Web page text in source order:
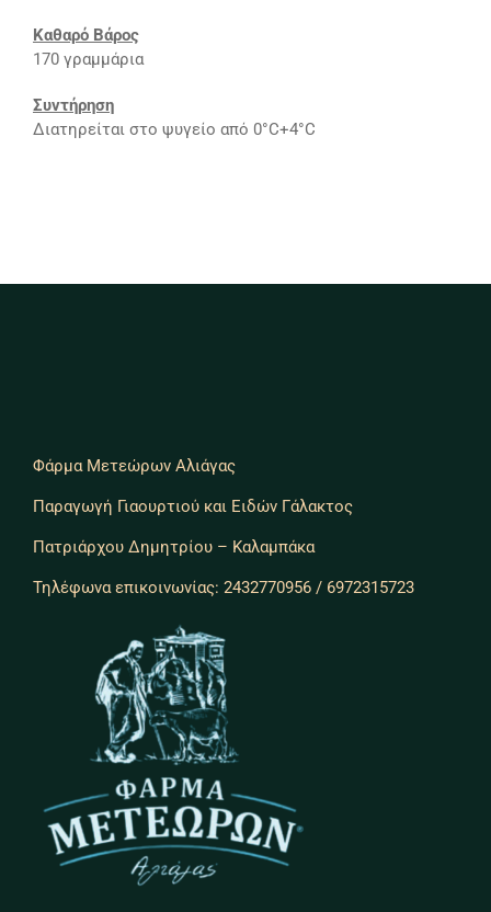
Καθαρό Βάρος
170 γραμμάρια
Συντήρηση
Διατηρείται στο ψυγείο από 0°C+4°C
Φάρμα Μετεώρων Αλιάγας
Παραγωγή Γιαουρτιού και Ειδών Γάλακτος
Πατριάρχου Δημητρίου – Καλαμπάκα
Τηλέφωνα επικοινωνίας: 2432770956 / 6972315723